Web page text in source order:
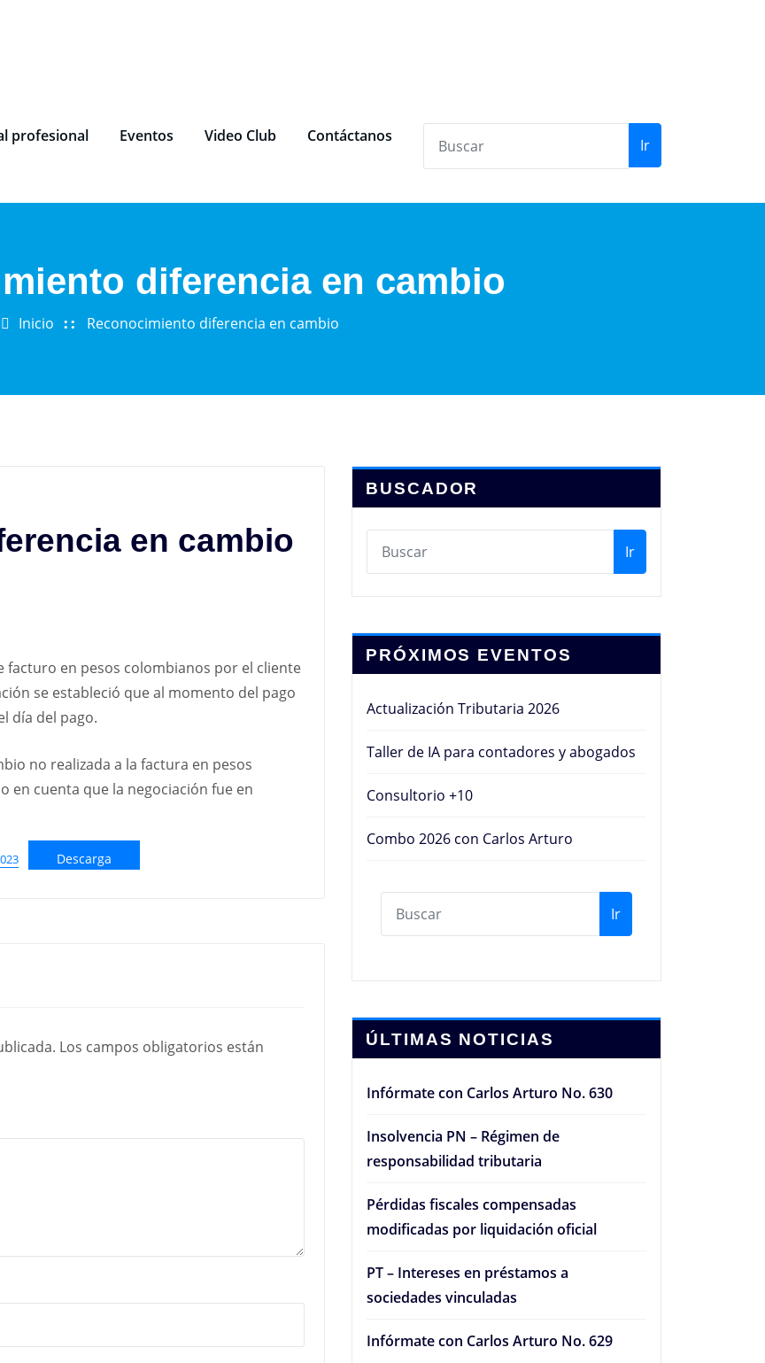
profesional Eventos Video Club Contáctanos Ir
diferencia en cambio
Inicio Reconocimiento diferencia en cambio
en cambio
facturo en pesos colombianos por el cliente
se estableció que al momento del pago
día del pago.
no realizada a la factura en pesos
en cuenta que la negociación fue en
Descarga
Los campos obligatorios están
BUSCADOR
Ir
PRÓXIMOS EVENTOS
Actualización Tributaria 2026
Taller de IA para contadores y abogados
Consultorio +10
Combo 2026 con Carlos Arturo
Ir
ÚLTIMAS NOTICIAS
Infórmate con Carlos Arturo No. 630
Insolvencia PN – Régimen de
responsabilidad tributaria
Pérdidas fiscales compensadas
modificadas por liquidación oficial
PT – Intereses en préstamos a
sociedades vinculadas
Infórmate con Carlos Arturo No. 629